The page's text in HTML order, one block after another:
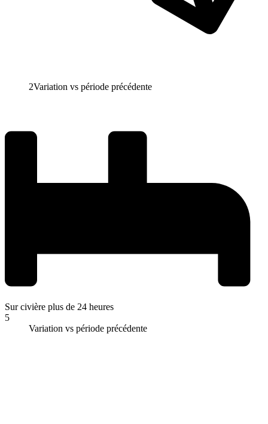
2Variation vs période précédente
Sur civière plus de 24 heures
5
Variation vs période précédente